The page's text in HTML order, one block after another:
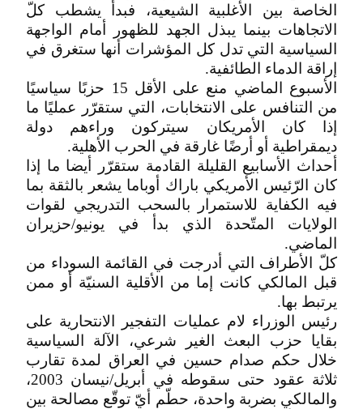
الخاصة بين الأغلبية الشيعية، فبدأ يشطب كلّ
الاتجاهات بينما يبذل الجهد للظهور أمام الواجهة
السياسية التي تدل كل المؤشرات أنها ستغرق في
إراقة الدماء الطائفية.
الأسبوع الماضي منع على الأقل 15 حزبًا سياسيًا
من التنافس على الانتخابات، التي ستقرّر عمليًا ما
إذا كان الأمريكان سيتركون وراءهم دولة
ديمقراطية أو أرضًا غارقة في الحرب الأهلية.
أحداث الأسابيع القليلة القادمة ستقرّر أيضا ما إذا
كان الرّئيس الأمريكي باراك أوباما يشعر بالثقة بما
فيه الكفاية للاستمرار بالسحب التدريجي لقوات
الولايات المتّحدة الذي بدأ في يونيو/حزيران
الماضي.
كلّ الأطراف التي أدرجت في القائمة السوداء من
قبل المالكي كانت إما من الأقلية السنيّة أو ممن
يرتبط بها.
رئيس الوزراء لام عمليات التفجير الانتحارية على
بقايا حزب البعث الغير شرعي، الآلة السياسية
خلال حكم صدام حسين في العراق لمدة تقارب
ثلاثة عقود حتى سقوطه في أبريل/نيسان 2003،
والمالكي بضربة واحدة، حطّم أيّ توقّع مصالحة بين